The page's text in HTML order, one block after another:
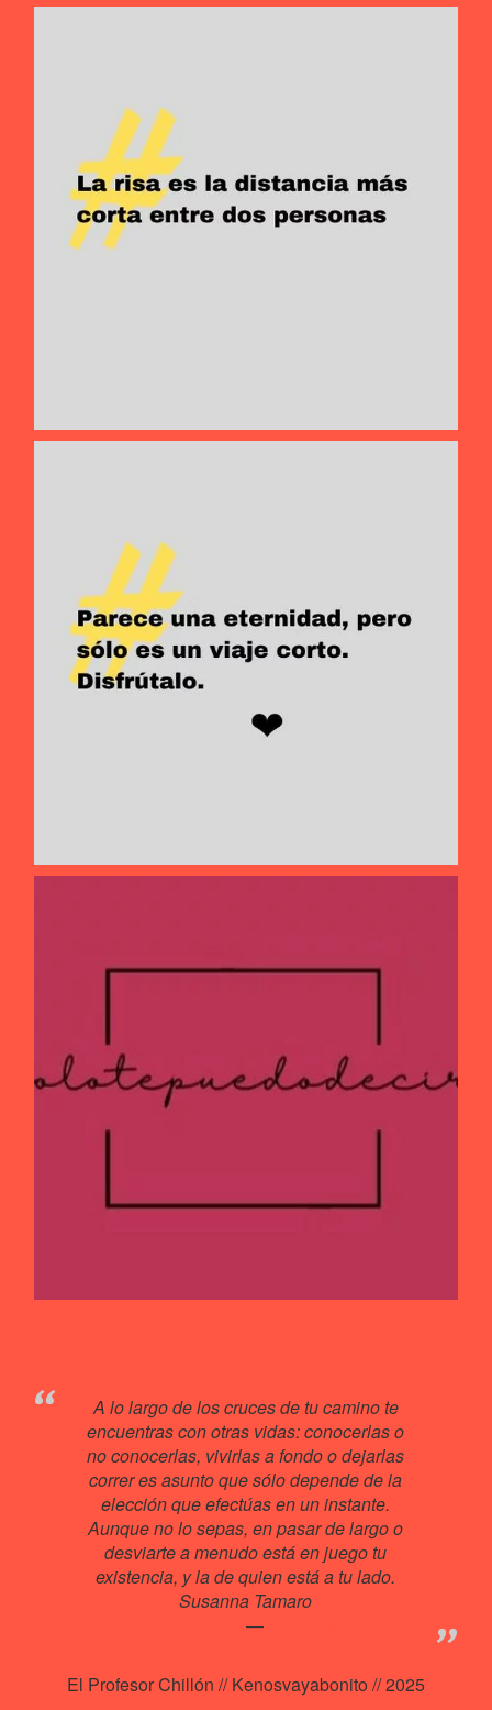
A lo largo de los cruces de tu camino te
encuentras con otras vidas: conocerlas o
no conocerlas, vivirlas a fondo o dejarlas
correr es asunto que sólo depende de la
elección que efectúas en un instante.
Aunque no lo sepas, en pasar de largo o
desviarte a menudo está en juego tu
existencia, y la de quien está a tu lado.
Susanna Tamaro
El Profesor Chillón // Kenosvayabonito // 2025